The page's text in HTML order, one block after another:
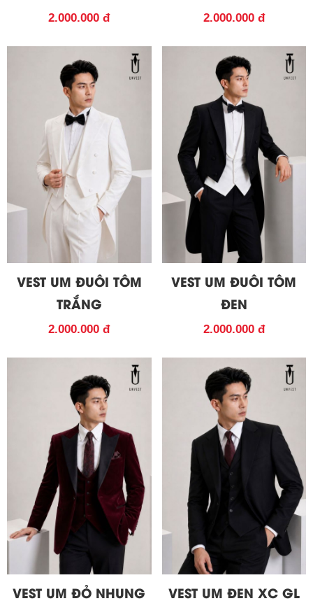
2.000.000 đ 2.000.000 đ
VEST UM ĐUÔI TÔM
TRẮNG
2.000.000 đ
VEST UM ĐUÔI TÔM
ĐEN
2.000.000 đ
VEST UM ĐỎ NHUNG
VEST UM ĐEN XC GL